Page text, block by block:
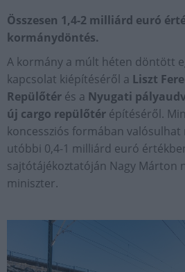
Összesen 1,4-2 milliárd euró
kormánydöntés.
A kormány a múlt héten döntött
kapcsolat kiépítéséről a Liszt
Repülőtér és a Nyugati
új cargo repülőtér építéséről.
koncessziós formában
utóbbi 0,4-1 milliárd euró
sajtótájékoztatóján Nagy Márton
miniszter.